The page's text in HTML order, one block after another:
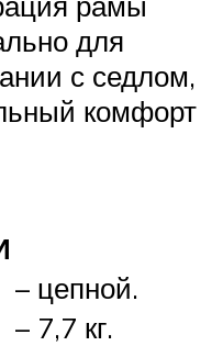
для
с седлом,
комфорт
– цепной.
– 7,7 кг.